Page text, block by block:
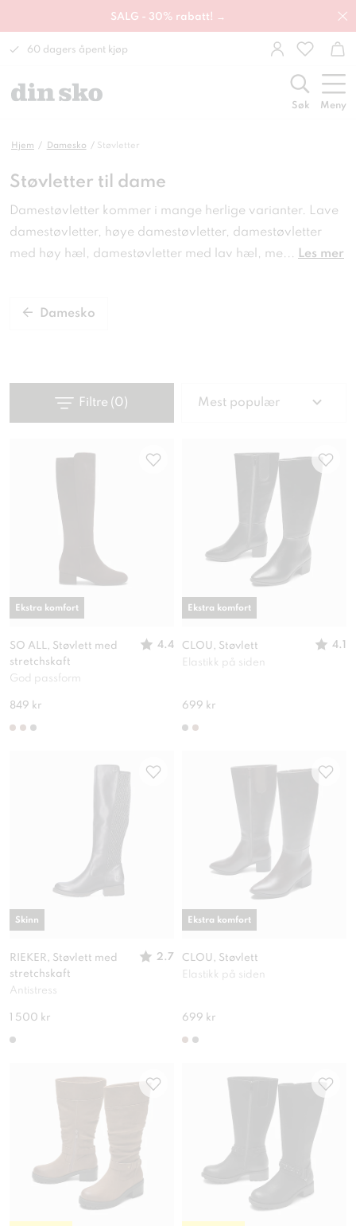
SALG - 30% rabatt! →
60 dagers åpent kjøp
Søk Meny
Hjem Damesko Støvletter
Støvletter til dame
Damestøvletter kommer i mange herlige varianter. Lave
damestøvletter, høye damestøvletter, damestøvletter
med høy hæl, damestøvletter med lav hæl, me... Les mer
Damesko
Filtre (0) Mest populær
SO ALL, Støvlett med
stretchskaft
4.4
God passform
849 kr
Ekstra komfort
CLOU, Støvlett
4.1
Elastikk på siden
699 kr
Ekstra komfort
RIEKER, Støvlett med
stretchskaft
2.7
Antistress
1 500 kr
Skinn
CLOU, Støvlett
Elastikk på siden
699 kr
Ekstra komfort